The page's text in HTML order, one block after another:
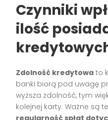
Czynniki
ilość
Zdolność kredytowa to
banki biorą pod uwagę
wyższa zdolność, tym
kolejnej karty. Ważne są